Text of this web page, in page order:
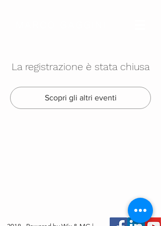
La registrazione è stata chiusa
Scopri gli altri eventi